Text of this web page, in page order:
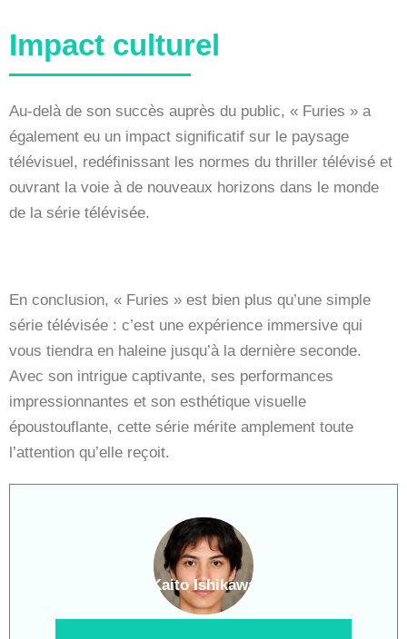
Impact culturel
Au-delà de son succès auprès du public, « Furies » a
également eu un impact significatif sur le paysage
télévisuel, redéfinissant les normes du thriller télévisé et
ouvrant la voie à de nouveaux horizons dans le monde
de la série télévisée.
En conclusion, « Furies » est bien plus qu’une simple
série télévisée : c’est une expérience immersive qui
vous tiendra en haleine jusqu’à la dernière seconde.
Avec son intrigue captivante, ses performances
impressionnantes et son esthétique visuelle
époustouflante, cette série mérite amplement toute
l’attention qu’elle reçoit.
Kaito Ishikawa